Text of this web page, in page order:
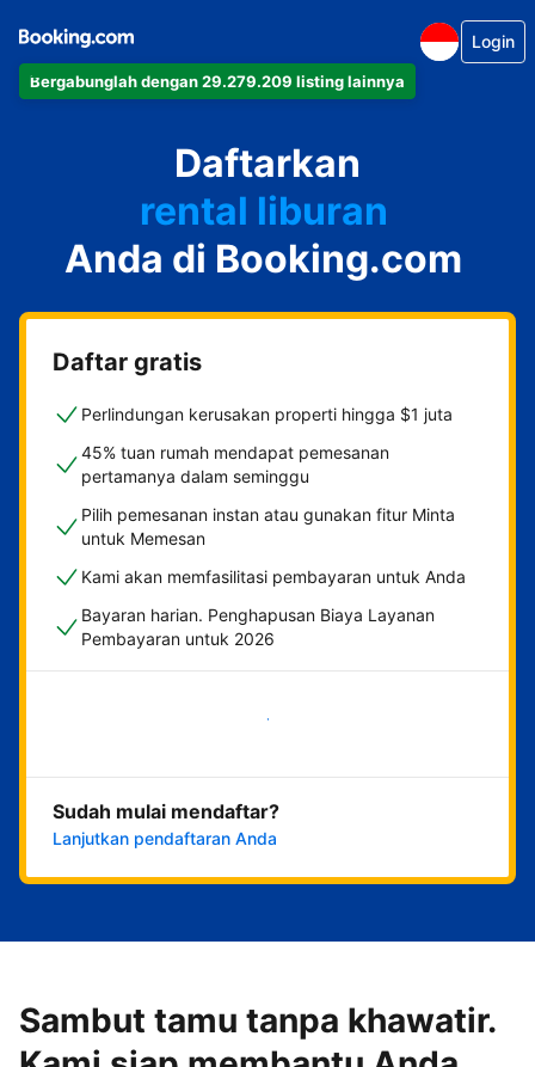
Bergabunglah dengan 29.279.209 listing lainnya
Login
Daftarkan
apartemen
hotel
rental liburan
guest house
bed & breakfast
Anda di Booking.com
Daftar gratis
Perlindungan kerusakan properti hingga $1 juta
45% tuan rumah mendapat pemesanan
pertamanya dalam seminggu
Pilih pemesanan instan atau gunakan fitur Minta
untuk Memesan
Kami akan memfasilitasi pembayaran untuk Anda
Bayaran harian. Penghapusan Biaya Layanan
Pembayaran untuk 2026
Mulai sekarang
Sudah mulai mendaftar?
Lanjutkan pendaftaran Anda
Sambut tamu tanpa khawatir.